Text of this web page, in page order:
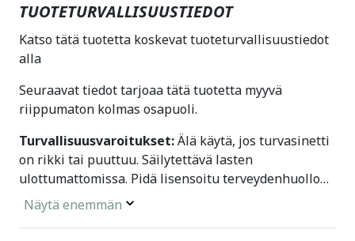
TUOTETURVALLISUUSTIEDOT
Katso tätä tuotetta koskevat tuoteturvallisuustiedot
alla
Seuraavat tiedot tarjoaa tätä tuotetta myyvä
riippumaton kolmas osapuoli.
Turvallisuusvaroitukset:Älä käytä, jos turvasinetti
on rikki tai puuttuu. Säilytettävä lasten
ulottumattomissa. Pidä lisensoitu terveydenhuollon
ammattilainen ajan tasalla, kun käytät tätä tuotetta.
Näytä enemmän